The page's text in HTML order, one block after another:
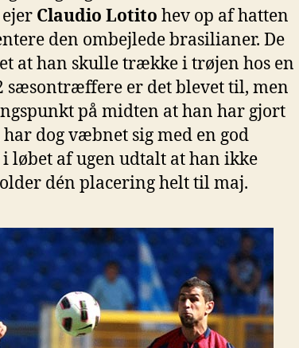
Claudio Lotito hev op af hatten
den ombejlede brasilianer. De
at han skulle trække i trøjen hos en
sæsontræffere er det blevet til, men
på midten at han har gjort
har dog væbnet sig med en god
løbet af ugen udtalt at han ikke
dén placering helt til maj.